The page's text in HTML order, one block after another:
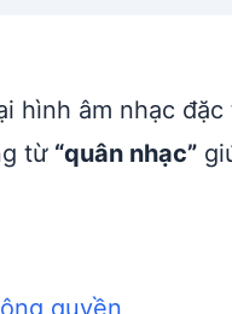
hình âm nhạc
từ “quân nhạc”
quyền